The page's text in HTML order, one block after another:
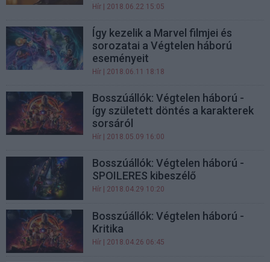
Hír | 2018.06.22 15:05
Így kezelik a Marvel filmjei és
sorozatai a Végtelen háború
eseményeit
Hír | 2018.06.11 18:18
Bosszúállók: Végtelen háború -
így született döntés a karakterek
sorsáról
Hír | 2018.05.09 16:00
Bosszúállók: Végtelen háború -
SPOILERES kibeszélő
Hír | 2018.04.29 10:20
Bosszúállók: Végtelen háború -
Kritika
Hír | 2018.04.26 06:45